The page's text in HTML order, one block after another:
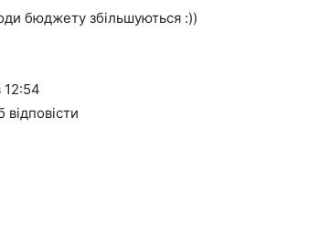
бюджету збільшуються :))
12:54
відповісти